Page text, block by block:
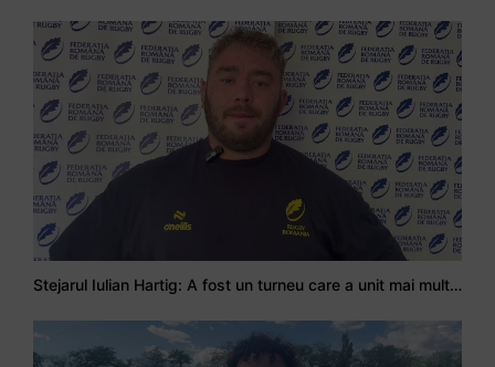
Stejarul Iulian Hartig: A fost un turneu care a unit mai mult echipa